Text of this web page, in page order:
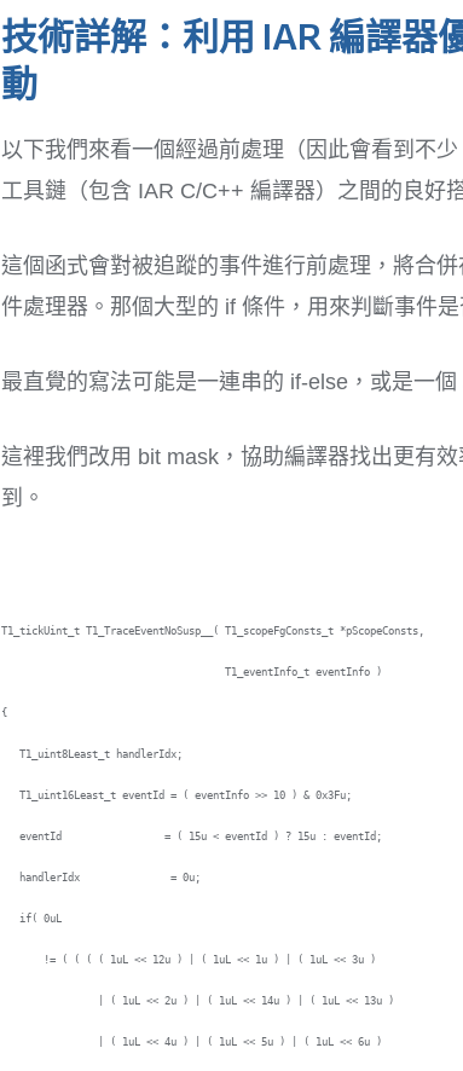
技術詳解：利用 IAR 編譯器
動
以下我們來看一個經過前處理（因此會看到不
工具鏈（包含 IAR C/C++ 編譯器）之間的良好
這個函式會對被追蹤的事件進行前處理，將合
件處理器。那個大型的 if 條件，用來判斷事件
最直覺的寫法可能是一連串的 if-else，或是一個
這裡我們改用 bit mask，協助編譯器找出更有
到。
T1_tickUint_t T1_TraceEventNoSusp__( T1_scopeFgConsts_t *pScopeConsts,
T1_eventInfo_t eventInfo )
{
T1_uint8Least_t handlerIdx;
T1_uint16Least_t eventId = ( eventInfo >> 10 ) & 0x3Fu;
eventId = ( 15u < eventId ) ? 15u : eventId;
handlerIdx = 0u;
if( 0uL
!= ( ( ( ( 1uL << 12u ) | ( 1uL << 1u ) | ( 1uL << 3u )
| ( 1uL << 2u ) | ( 1uL << 14u ) | ( 1uL << 13u )
| ( 1uL << 4u ) | ( 1uL << 5u ) | ( 1uL << 6u )